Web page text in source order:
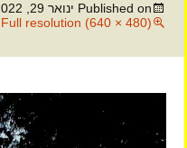
Published on ינואר 29, 2022
Full resolution (640 × 480)